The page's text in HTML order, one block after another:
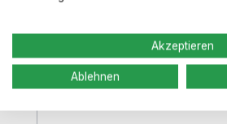
WESCO® Single Grandy®,
Brotkasten, schwarz
Akzeptieren
Ablehnen